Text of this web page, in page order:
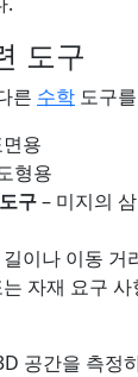
도구
른 수학 도구
용
형용
구– 미지의
이나 이동 거
자재 요구
공간을 측정